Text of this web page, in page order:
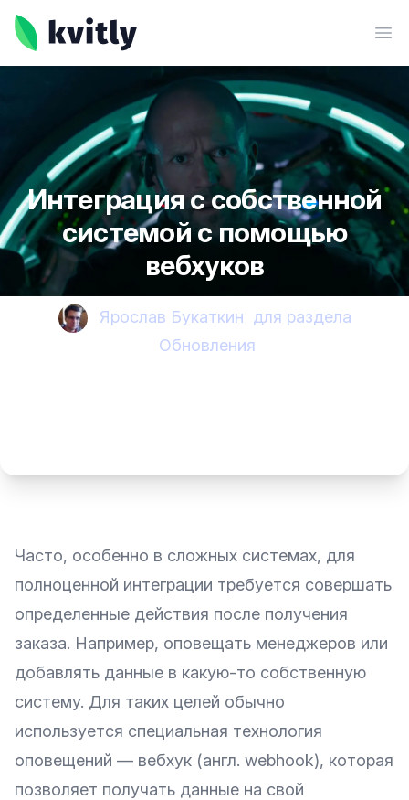
kvitly
Интеграция с собственной
системой с помощью
вебхуков
Ярослав Букаткин для раздела
Обновления
Часто, особенно в сложных системах, для
полноценной интеграции требуется совершать
определенные действия после получения
заказа. Например, оповещать менеджеров или
добавлять данные в какую-то собственную
систему. Для таких целей обычно
используется специальная технология
оповещений — вебхук (англ. webhook), которая
позволяет получать данные на свой